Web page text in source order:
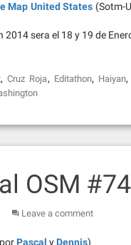
Map United States (Sotm-
2014 sera el 18 y 19 de
,Cruz Roja, Editathon, Haiyan,
OSM #74
Leave a comment
por Pascal y Dennis)